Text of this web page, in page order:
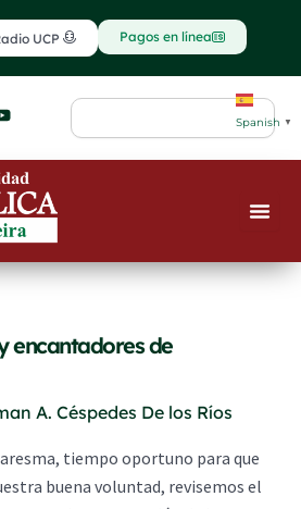
UCP Pagos en línea
Y
o
t
u
b
e
Search
Spanish ▼
encantadores de
A. Céspedes De los Ríos
tiempo oportuno para que
buena voluntad, revisemos el